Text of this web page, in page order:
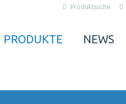
Produktsuche
PRODUKTE NEWS